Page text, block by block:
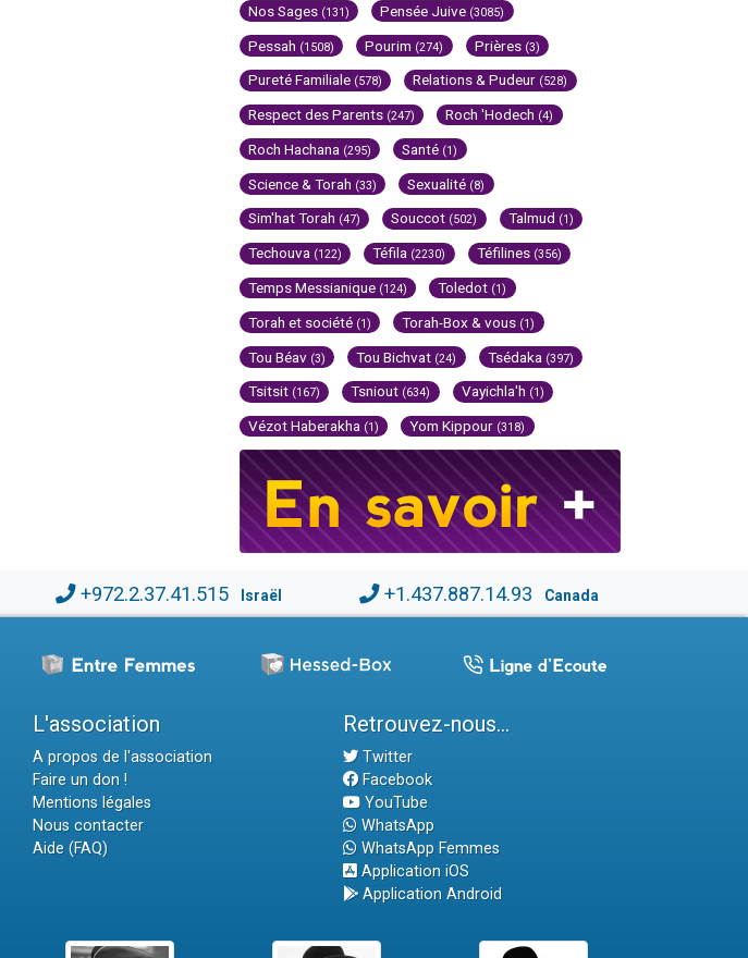
Nos Sages (131) Pensée Juive (3085)
Pessah (1508) Pourim (274) Prières (3)
Pureté Familiale (578) Relations & Pudeur (528)
Respect des Parents (247) Roch 'Hodech (4)
Roch Hachana (295) Santé (1)
Science & Torah (33) Sexualité (8)
Sim'hat Torah (47) Souccot (502) Talmud (1)
Techouva (122) Téfila (2230) Téfilines (356)
Temps Messianique (124) Toledot (1)
Torah et société (1) Torah-Box & vous (1)
Tou Béav (3) Tou Bichvat (24) Tsédaka (397)
Tsitsit (167) Tsniout (634) Vayichla'h (1)
Vézot Haberakha (1) Yom Kippour (318)
+972.2.37.41.515 Israël +1.437.887.14.93 Canada
L'association
A propos de l'association
Faire un don !
Mentions légales
Nous contacter
Aide (FAQ)
Retrouvez-nous...
Twitter
Facebook
YouTube
WhatsApp
WhatsApp Femmes
Application iOS
Application Android